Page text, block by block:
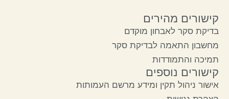
קישורים מהירים
בדיקת סקר לאבחון מוקדם
מחשבון התאמה לבדיקת סקר
תמיכה והתמודדות
קישורים נוספים
אישור ניהול תקין ומידע מרשם העמותות